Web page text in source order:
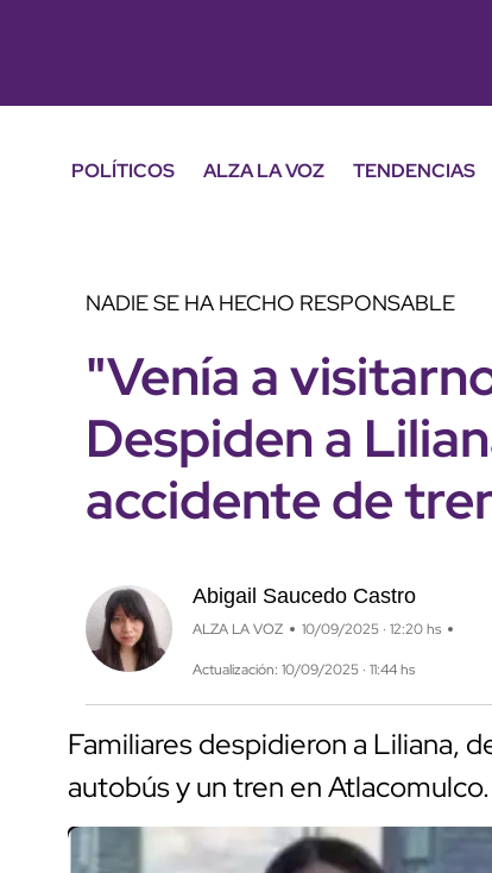
POLÍTICOS ALZA LA VOZ TENDENCIAS
NADIE SE HA HECHO RESPONSABLE
"Venía a
Despiden a
accidente de
Abigail Saucedo Castro
ALZA LA VOZ 10/09/2025 · 12:20 hs
Actualización: 10/09/2025 · 11:44 hs
Familiares despidieron a Liliana,
autobús y un tren en Atlacomulco.